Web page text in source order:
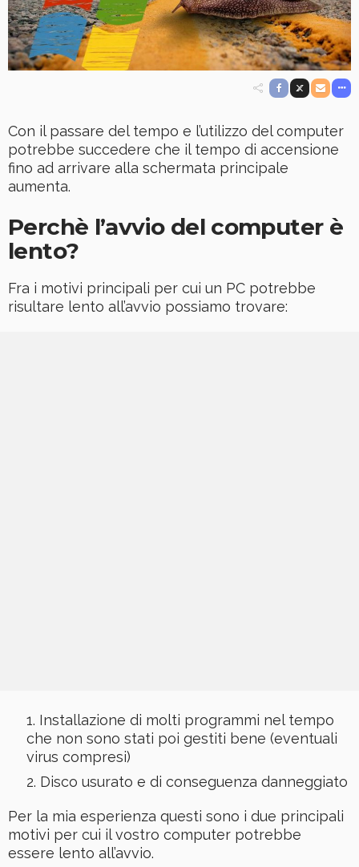
Con il passare del tempo e l’utilizzo del computer
potrebbe succedere che il tempo di accensione
fino ad arrivare alla schermata principale
aumenta.
Perchè l’avvio del computer è
lento?
Fra i motivi principali per cui un PC potrebbe
risultare lento all’avvio possiamo trovare:
Installazione di molti programmi nel tempo
che non sono stati poi gestiti bene (eventuali
virus compresi)
Disco usurato e di conseguenza danneggiato
Per la mia esperienza questi sono i due principali
motivi per cui il vostro computer potrebbe
essere lento all’avvio.